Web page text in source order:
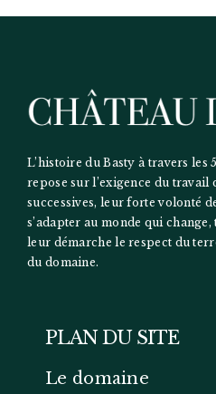
L’histoire du Basty à travers les
repose sur l’exigence du travail
successives, leur forte volonté
s’adapter au monde qui
leur démarche le respect du
du domaine.
PLAN DU SITE
Le domaine